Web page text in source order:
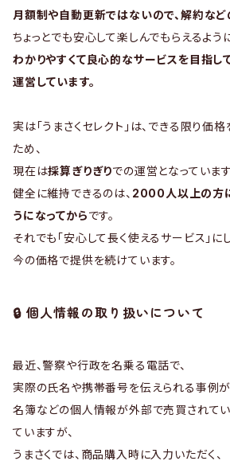
月額制や自動更新ではないので、解約など
ちょっとでも安心して楽しんでもらえるよう
わかりやすくて良心的なサービスを目指し
運営しています。
実は「うまさくセレクト」は、できる限り価
ため、
現在は採算ぎりぎりでの運営となっています
健全に維持できるのは、 2000人以上の方
うになってからです。
それでも「安心して長く使えるサービス」に
今の価格で提供を続けています。
🔒 個人情報の取り扱いについて
最近、警察や行政を名乗る電話で、
実際の氏名や携帯番号を伝えられる事例が
名簿などの個人情報が外部で売買されて
ていますが、
うまさくでは、商品購入時に入力いただく、